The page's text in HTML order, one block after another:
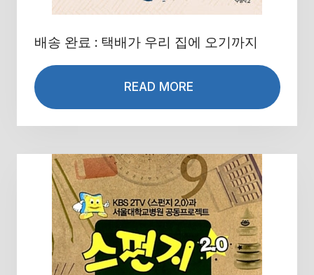
배송 완료 : 택배가 우리 집에 오기까지
READ MORE